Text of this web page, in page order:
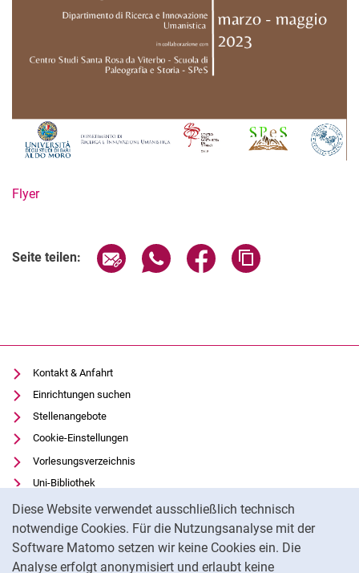
Diese Website verwendet ausschließlich technisch
notwendige Cookies. Für die Nutzungsanalyse mit der
Software Matomo setzen wir keine Cookies ein. Die
Analyse erfolgt anonymisiert und erlaubt keine
Flyer
Seite teilen: Seite über E-Mail teilen
Seite über WhatsApp teilen
Seite über Facebook
Kontakt & Anfahrt
Einrichtungen suchen
Stellenangebote
Cookie-Einstellungen
Vorlesungsverzeichnis
Uni-Bibliothek
Moodle
Panopto
Datenschutz